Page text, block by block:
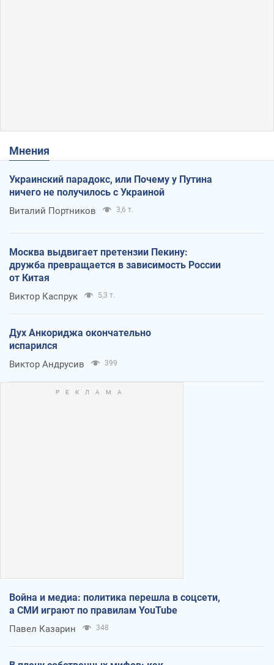
Мнения
Украинский парадокс, или Почему у Путина
ничего не получилось с Украиной
Виталий Портников 3,6 т.
Москва выдвигает претензии Пекину:
дружба превращается в зависимость России
от Китая
Виктор Каспрук 5,3 т.
Дух Анкориджа окончательно
испарился
Виктор Андрусив 399
Война и медиа: политика перешла в соцсети,
а СМИ играют по правилам YouTube
Павел Казарин 348